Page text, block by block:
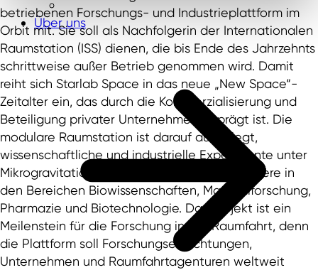
Über uns
betriebenen Forschungs- und Industrieplattform im
Orbit mit. Sie soll als Nachfolgerin der Internationalen
Raumstation (ISS) dienen, die bis Ende des Jahrzehnts
schrittweise außer Betrieb genommen wird. Damit
reiht sich Starlab Space in das neue „New Space“-
Zeitalter ein, das durch die Kommerzialisierung und
Beteiligung privater Unternehmen geprägt ist. Die
modulare Raumstation ist darauf ausgelegt,
wissenschaftliche und industrielle Experimente unter
Mikrogravitation zu ermöglichen – insbesondere in
den Bereichen Biowissenschaften, Materialforschung,
Pharmazie und Biotechnologie. Das Projekt ist ein
Meilenstein für die Forschung in der Raumfahrt, denn
die Plattform soll Forschungseinrichtungen,
Unternehmen und Raumfahrtagenturen weltweit